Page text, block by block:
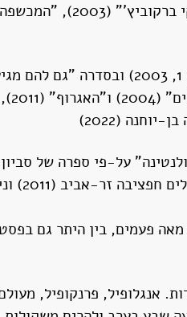
ביניהם: "שרמן בחורף" (2001), "חצאית דמעות" (2002), "לנצח
כפסנתרן וקלידן ניגנתי בסדרת הטלוויזיה "8 דקות ביום" (עוזי וייל, ערוץ 1, 2003) ובסדרה
(ערוץ 10,
ולנטינה" על-פי ספרה של סביון
ליברכט. כמו כן הפקתי מוזיקלית את
מאה פעמים, בין היתר גם
אנגלופיל, פרנקופיל,